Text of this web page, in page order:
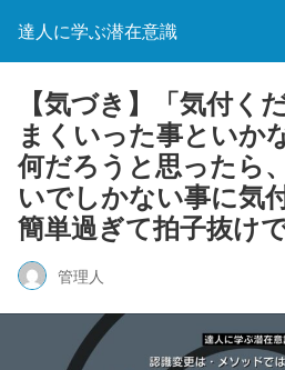
達人に学ぶ潜在意識
【気づき】「気付く
まくいった事といか
何だろうと思ったら
いでしかない事に気
簡単過ぎて拍子抜けで
管理人